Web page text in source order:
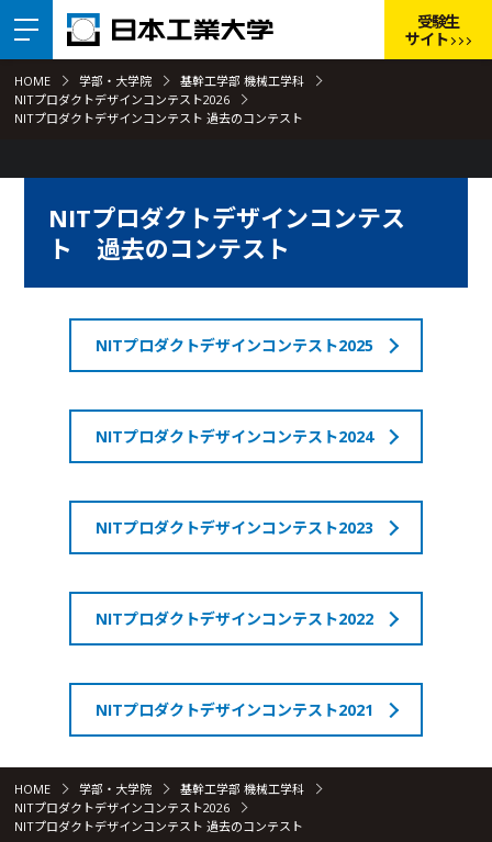
受験生
サイト
HOME 学部・大学院
基幹工学部 機械工学科
NITプロダクトデザインコンテスト2026
NITプロダクトデザインコンテスト 過去のコンテスト
NITプロダクトデザインコンテス
ト 過去のコンテスト
NITプロダクトデザインコンテスト2025
NITプロダクトデザインコンテスト2024
NITプロダクトデザインコンテスト2023
NITプロダクトデザインコンテスト2022
NITプロダクトデザインコンテスト2021
HOME 学部・大学院
基幹工学部 機械工学科
NITプロダクトデザインコンテスト2026
NITプロダクトデザインコンテスト 過去のコンテスト